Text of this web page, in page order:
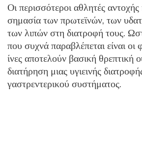
Οι περισσότεροι αθλητές
σημασία των πρωτεϊνών, των
των λιπών στη διατροφή τους.
που συχνά παραβλέπεται είναι οι
ίνες αποτελούν βασική θρεπτική
διατήρηση μιας υγιεινής
γαστρεντερικού συστήματος.